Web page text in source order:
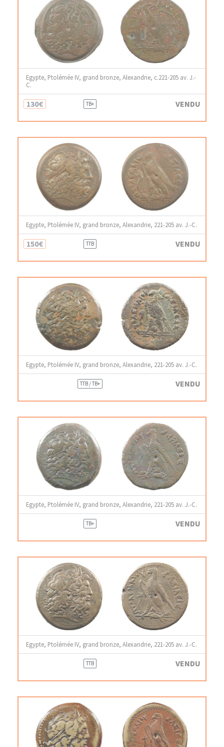
Egypte, Ptolémée IV, grand bronze, Alexandrie, c.221-205 av. J.-
C.
130€ TB+ VENDU
Egypte, Ptolémée IV, grand bronze, Alexandrie, 221-205 av. J.-C.
150€ TTB VENDU
Egypte, Ptolémée IV, grand bronze, Alexandrie, 221-205 av. J.-C.
TTB / TB+ VENDU
Egypte, Ptolémée IV, grand bronze, Alexandrie, 221-205 av. J.-C.
TB+ VENDU
Egypte, Ptolémée IV, grand bronze, Alexandrie, 221-205 av. J.-C.
TTB VENDU